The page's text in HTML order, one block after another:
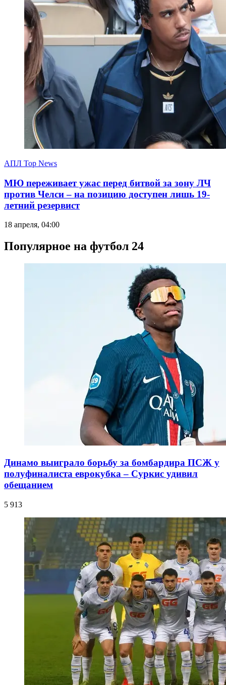
АПЛ Top News
МЮ переживает ужас перед битвой за зону ЛЧ
против Челси – на позицию доступен лишь 19-
летний резервист
18 апреля, 04:00
Популярное на футбол 24
Динамо выиграло борьбу за бомбардира ПСЖ у
полуфиналиста еврокубка – Суркис удивил
обещанием
5 913